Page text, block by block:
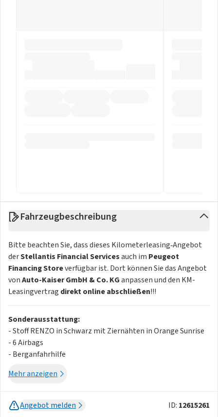
Fahrzeugbeschreibung
Bitte beachten Sie, dass dieses Kilometerleasing‑Angebot
derStellantis Financial Servicesauch im Peugeot
Financing Storeverfügbar ist. Dort können Sie das Angebot
vonAuto-Kaiser GmbH & Co. KGanpassen und den KM-
Leasingvertrag direkt online abschließen!!!
Sonderausstattung:
- Stoff RENZO in Schwarz mit Ziernähten in Orange Sunrise
- 6 Airbags
- Berganfahrhilfe
- ESP (Elektronisches Stabilitätsprogramm) mit ASR
- LED-Tagfahrlicht im 3-Krallen-Design
- Sitzheizung vorn. einstellbar in 3 Stufen
Mehr anzeigen
Angebot melden ID: 12615261